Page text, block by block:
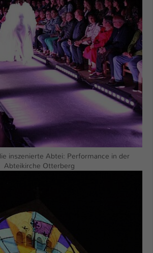
inszenierte Abtei: Performance in der
Abteikirche Otterberg